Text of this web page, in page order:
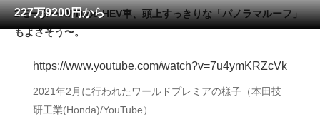
メディア
スマホと通信の最新トレンド
227万9200円から
2モーターAWDのe:HEV車、頭上すっきりな「パノラマルーフ」
もよさそう〜。
https://www.youtube.com/watch?v=7u4ymKRZcVk
2021年2月に行われたワールドプレミアの様子（本田技
研工業(Honda)/YouTube）